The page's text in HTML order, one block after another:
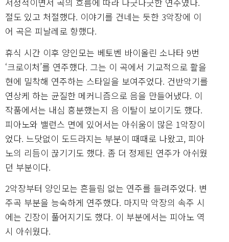
절도 있고 처절했다. 이야기를 건네는 듯한 3악장에 이
어 곡은 피날레로 향했다.
휴식 시간 이후 양인모는 베토벤 바이올린 소나타 9번
‘크로이처’를 연주했다. 그는 이 곡에서 기교적으로 활을
현에 밀착해 연주하는 스타일을 보여주었다. 건반악기를
연상케 하는 균질한 메커니즘으로 음을 만들어냈다. 이
작품에서는 내심 흥분했는지 음 이탈이 보이기도 했다.
피아노와 밸런스 면에 있어서는 아쉬움이 많은 1악장이
었다. 느닷없이 도드라지는 부분이 때때로 나왔고, 피아
노의 리듬이 끊기기도 했다. 좀 더 정제된 연주가 아쉬웠
던 부분이다.
2악장부터 양인모는 흔들림 없는 연주를 들려주었다. 변
주곡 부분을 능숙하게 연주했다. 마지막 악장의 속주 시
에는 긴장이 풀어지기도 했다. 이 부분에서는 피아노 역
시 아쉬웠다.